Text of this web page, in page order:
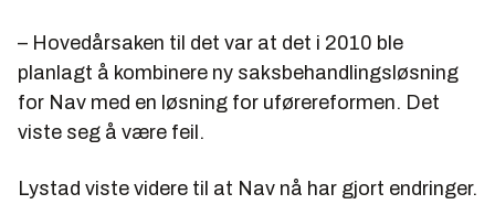
– Hovedårsaken til det var at det i 2010 ble
planlagt å kombinere ny saksbehandlingsløsning
for Nav med en løsning for uførereformen. Det
viste seg å være feil.
Lystad viste videre til at Nav nå har gjort endringer.